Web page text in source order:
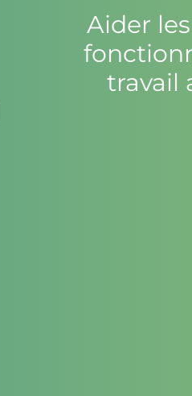
Aider
travail